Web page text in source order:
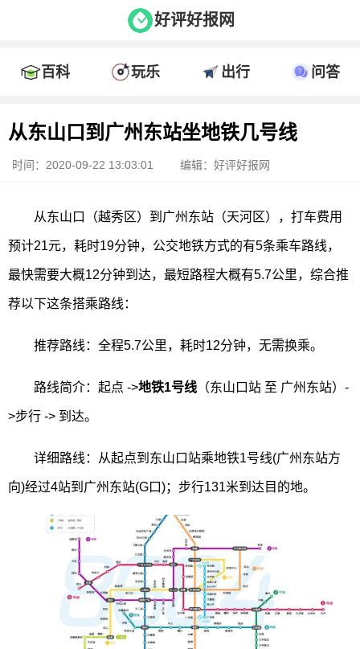
好评好报网
百科 玩乐 出行 问答
从东山口到广州东站坐地铁几号线
时间：2020-09-22 13:03:01 编辑：好评好报网
从东山口（越秀区）到广州东站（天河区），打车费用
预计21元，耗时19分钟，公交地铁方式的有5条乘车路线，
最快需要大概12分钟到达，最短路程大概有5.7公里，综合推
荐以下这条搭乘路线：
推荐路线：全程5.7公里，耗时12分钟，无需换乘。
路线简介：起点 ->地铁1号线 （东山口站 至 广州东站）-
>步行 -> 到达。
详细路线：从起点到东山口站乘地铁1号线(广州东站方
向)经过4站到广州东站(G口)；步行131米到达目的地。